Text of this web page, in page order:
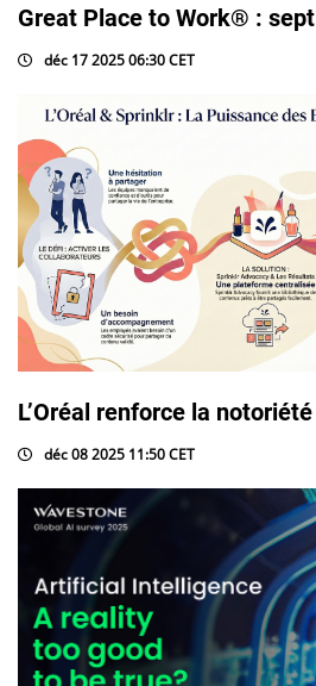
Great Place to Work® : sept
déc 17 2025 06:30 CET
L’Oréal renforce la notoriété
déc 08 2025 11:50 CET